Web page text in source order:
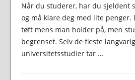
Når du studerer, har du sjeldent
og må klare deg med lite
tøft mens man holder på, men
begrenset. Selv de fleste
universitetsstudier tar …